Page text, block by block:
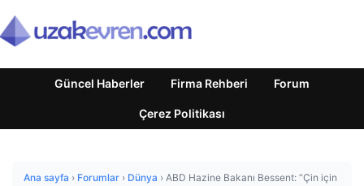
Güncel Haberler Firma Rehberi Forum
Çerez Politikası
Ana sayfa › Forumlar › Dünya › ABD Hazine Bakanı Bessent: “Çin için